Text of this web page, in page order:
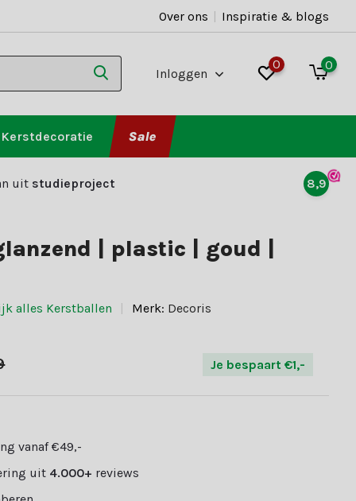
Over ons | Inspiratie & blogs
Inloggen
0 0
Kerstdecoratie Sale
uit studieproject 8,9
| plastic | goud |
alles Kerstballen Merk: Decoris
Je bespaart €1,-
vanaf €49,-
uit 4.000+ reviews